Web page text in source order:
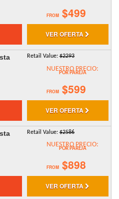
FROM $499
VER OFERTA
Retail Value:$2293
NUESTRO PRECIO:
POR PAREJA
FROM $599
VER OFERTA
Retail Value:$2586
NUESTRO PRECIO:
POR PAREJA
FROM $898
VER OFERTA